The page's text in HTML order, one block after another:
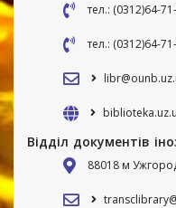
тел.: (0312)64-
тел.: (0312)64-
Відділ документів
88018 м